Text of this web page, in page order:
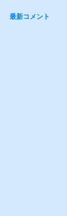
最新コメント